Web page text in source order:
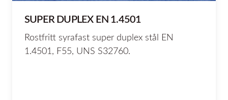
SUPER DUPLEX EN 1.4501
Rostfritt syrafast super duplex stål EN
1.4501, F55, UNS S32760.